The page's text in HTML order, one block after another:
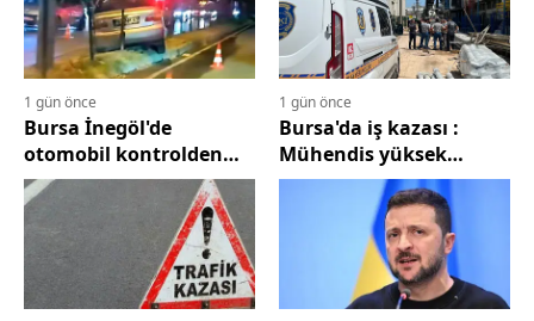
Bitlis
Bolu
Bursa
Çanakkale
Çankırı
Çorum
1 gün önce
Bursa İnegöl'de
otomobil kontrolden
çıkıp orta refüje çıktı
1 gün önce
Bursa'da iş kazası :
Mühendis yüksek
gerilim hattı akımına